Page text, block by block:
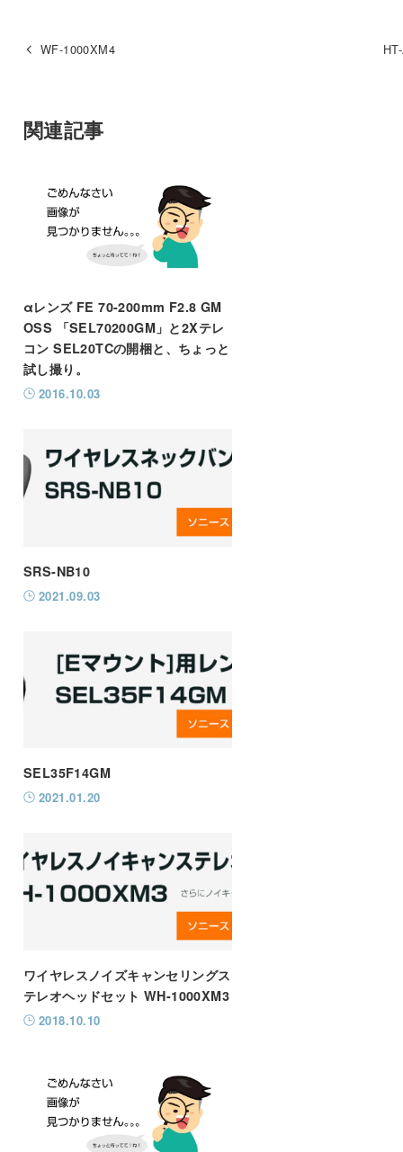
WF-1000XM4
関連記事
αレンズ FE 70-200mm F2.8 GM
OSS 「SEL70200GM」と2Xテレ
コン SEL20TCの開梱と、ちょっと
試し撮り。
2016.10.03
SRS-NB10
2021.09.03
SEL35F14GM
2021.01.20
ワイヤレスノイズキャンセリングス
テレオヘッドセット WH-1000XM3
2018.10.10